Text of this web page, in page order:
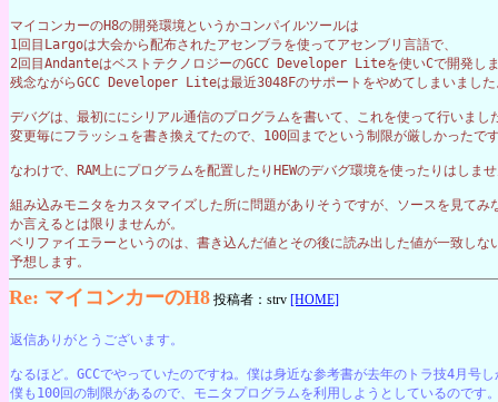
マイコンカーのH8の開発環境というかコンパイルツールは
1回目Largoは大会から配布されたアセンブラを使ってアセンブリ言語で、
2回目AndanteはベストテクノロジーのGCC Developer Liteを使いCで開発し
残念ながらGCC Developer Liteは最近3048Fのサポートをやめてしまいました
デバグは、最初ににシリアル通信のプログラムを書いて、これを使って行いまし
変更毎にフラッシュを書き換えてたので、100回までという制限が厳しかったで
なわけで、RAM上にプログラムを配置したりHEWのデバグ環境を使ったりはしま
組み込みモニタをカスタマイズした所に問題がありそうですが、ソースを見て
か言えるとは限りませんが。
ベリファイエラーというのは、書き込んだ値とその後に読み出した値が一致し
予想します。
Re: マイコンカーのH8 投稿者：strv [HOME]
返信ありがとうございます。
なるほど。GCCでやっていたのですね。僕は身近な参考書が去年のトラ技4月号
僕も100回の制限があるので、モニタプログラムを利用しようとしているのです